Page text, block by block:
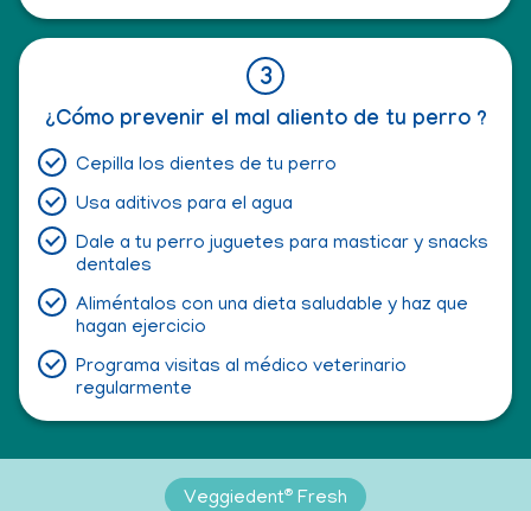
¿Cómo prevenir el mal aliento de tu perro ?
Cepilla los dientes de tu perro
Usa aditivos para el agua
Dale a tu perro juguetes para masticar y snacks
dentales
Aliméntalos con una dieta saludable y haz que
hagan ejercicio
Programa visitas al médico veterinario
regularmente
Veggiedent® Fresh